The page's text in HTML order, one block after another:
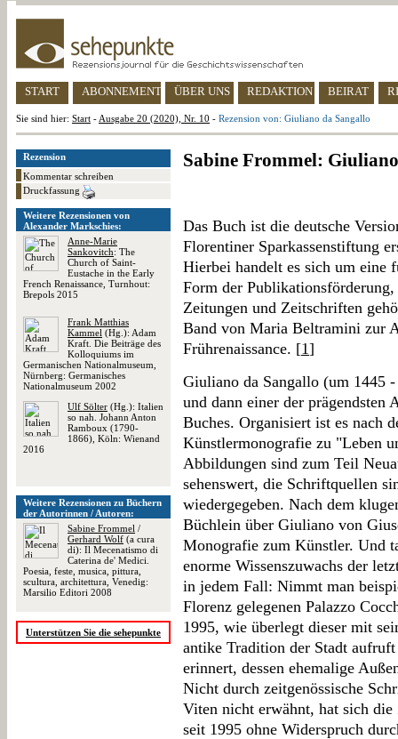
START ABONNEMENT ÜBER UNS REDAKTION BEIRAT
Sie sind hier: Start - Ausgabe 20 (2020), Nr. 10 - Rezension von: Giuliano da Sangallo
Rezension
Kommentar schreiben
Druckfassung
Weitere Rezensionen von
Alexander Markschies:
Anne-Marie
Sankovitch: The
Church of Saint-
Eustache in the Early
French Renaissance, Turnhout:
Brepols 2015
Frank Matthias
Kammel (Hg.): Adam
Kraft. Die Beiträge des
Kolloquiums im
Germanischen Nationalmuseum,
Nürnberg: Germanisches
Nationalmuseum 2002
Ulf Sölter (Hg.): Italien
so nah. Johann Anton
Ramboux (1790-
1866), Köln: Wienand
2016
Weitere Rezensionen zu Büchern
der Autorinnen / Autoren:
Sabine Frommel /
Gerhard Wolf (a cura
di): Il Mecenatismo di
Caterina de' Medici.
Poesia, feste, musica, pittura,
scultura, architettura, Venedig:
Marsilio Editori 2008
Unterstützen Sie die sehepunkte
Sabine Frommel:
Das Buch ist die deutsche
Florentiner Sparkassenstiftung
Hierbei handelt es sich um eine
Form der
Zeitungen und Zeitschriften
Band von Maria Beltramini zur
Frührenaissance. [1]
Giuliano da Sangallo (um 1445
und dann einer der prägendsten
Buches. Organisiert ist es nach
Künstlermonografie zu "Leben
Abbildungen sind zum Teil
sehenswert, die Schriftquellen
wiedergegeben. Nach dem
Büchlein über Giuliano von
Monografie zum Künstler. Und
enorme Wissenszuwachs der
in jedem Fall: Nimmt man
Florenz gelegenen Palazzo
1995, wie überlegt dieser mit
antike Tradition der Stadt
erinnert, dessen ehemalige
Nicht durch zeitgenössische
Viten nicht erwähnt, hat sich
seit 1995 ohne Widerspruch